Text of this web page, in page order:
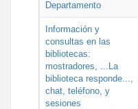
Departamento
Información y
consultas en las
bibliotecas:
mostradores, ...La
biblioteca responde...,
chat, teléfono, y
sesiones